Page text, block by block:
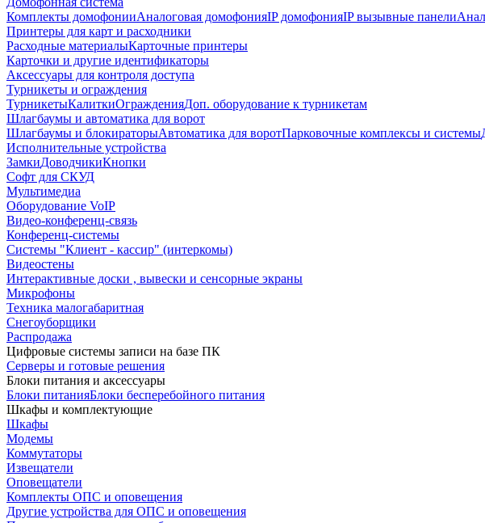
Комплекты домофонииАналоговая домофонияIP домофонияIP вызывные панели
Принтеры для карт и расходники
Расходные материалыКарточные принтеры
Карточки и другие идентификаторы
Аксессуары для контроля доступа
Турникеты и ограждения
ТурникетыКалиткиОгражденияДоп. оборудование к турникетам
Шлагбаумы и автоматика для ворот
Шлагбаумы и блокираторыАвтоматика для воротПарковочные комплексы и системы
Исполнительные устройства
ЗамкиДоводчикиКнопки
Софт для СКУД
Мультимедиа
Оборудование VoIP
Видео-конференц-связь
Конференц-системы
Системы "Клиент - кассир" (интеркомы)
Видеостены
Интерактивные доски , вывески и сенсорные экраны
Микрофоны
Техника малогабаритная
Снегоуборщики
Распродажа
Цифровые системы записи на базе ПК
Серверы и готовые решения
Блоки питания и аксессуары
Блоки питанияБлоки бесперебойного питания
Шкафы и комплектующие
Шкафы
Модемы
Коммутаторы
Извещатели
Оповещатели
Комплекты ОПС и оповещения
Другие устройства для ОПС и оповещения